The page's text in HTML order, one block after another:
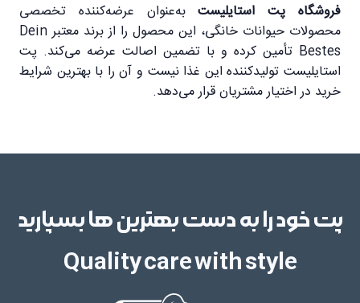
فروشگاه پت استایلیستبه‌عنوان عرضه‌کننده تخصصی
محصولات حیوانات خانگی، این محصول را از برند معتبر Dein
Bestes تأمین کرده و با تضمین اصالت عرضه می‌کند. پت
استایلیست تولیدکننده این غذا نیست و آن را با بهترین شرایط
خرید در اختیار مشتریان قرار می‌دهد.
پت خود را به دست بهترین ها بسپارید
Quality care with style